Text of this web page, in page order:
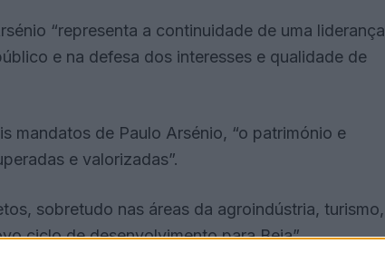
“representa a continuidade de uma liderança
e na defesa dos interesses e qualidade de
mandatos de Paulo Arsénio, “o património e
e valorizadas”.
sobretudo nas áreas da agroindústria, turismo,
ciclo de desenvolvimento para Beja”.